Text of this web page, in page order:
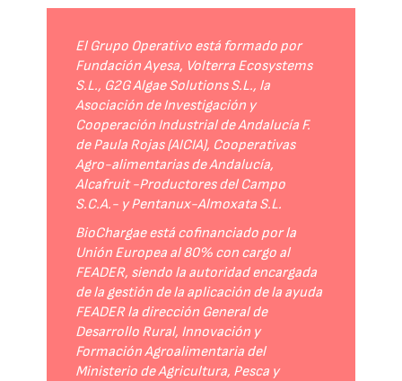
El Grupo Operativo está formado por
Fundación Ayesa, Volterra Ecosystems
S.L., G2G Algae Solutions S.L., la
Asociación de Investigación y
Cooperación Industrial de Andalucía F.
de Paula Rojas (AICIA), Cooperativas
Agro-alimentarias de Andalucía,
Alcafruit -Productores del Campo
S.C.A.- y Pentanux-Almoxata S.L.
BioChargae está cofinanciado por la
Unión Europea al 80% con cargo al
FEADER, siendo la autoridad encargada
de la gestión de la aplicación de la ayuda
FEADER la dirección General de
Desarrollo Rural, Innovación y
Formación Agroalimentaria del
Ministerio de Agricultura, Pesca y